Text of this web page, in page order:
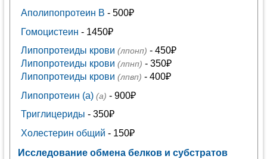
Аполипопротеин В - 500₽
Гомоцистеин - 1450₽
Липопротеиды крови (лпонп) - 450₽
Липопротеиды крови (лпнп) - 350₽
Липопротеиды крови (лпвп) - 400₽
Липопротеин (а) (а) - 900₽
Триглицериды - 350₽
Холестерин общий - 150₽
Исследование обмена белков и субстратов